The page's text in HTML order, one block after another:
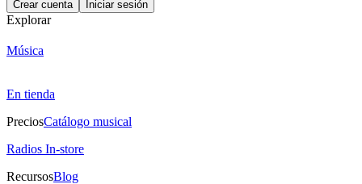
Crear cuenta Iniciar sesión
Explorar
Música
En tienda
PreciosCatálogo musical
Radios In-store
RecursosBlog